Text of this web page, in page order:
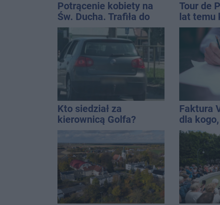
Potrącenie kobiety na
Św. Ducha. Trafiła do
szpitala
Tour de
lat temu
Kto siedział za
kierownicą Golfa?
Kierowca zbiegł po
kolizji
Faktura
dla